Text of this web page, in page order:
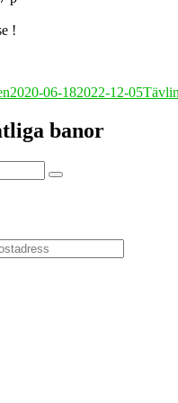
!
2020-06-182022-12-05
banor
Sök